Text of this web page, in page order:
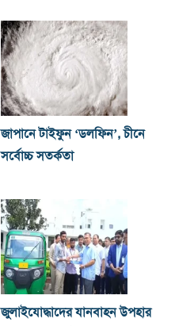
জাপানে টাইফুন ‘ডলফিন’, চীনে
সর্বোচ্চ সতর্কতা
জুলাইযোদ্ধাদের যানবাহন উপহার